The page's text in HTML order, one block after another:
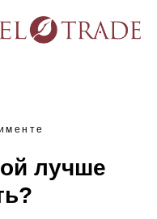
лучше